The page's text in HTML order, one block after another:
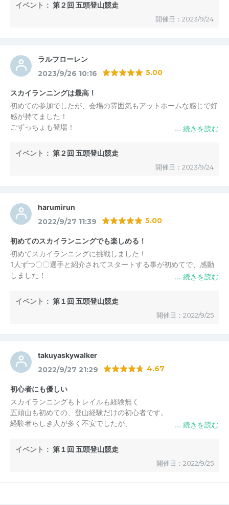
五頭スカイランニング実行委員会
この度はご参加頂き、誠にありがとうございました。
参加賞は全て地元のものにこだわって用意しました！特に
熊鈴は今大会に間に合わせて作って頂いたものですｗ
当日はゴールからの景色も素晴らしかったと思います。
また是非ご参加頂けたら嬉しいです。
イベント： 第２回 五頭登山競走
開催日：2023/9/24
ラルフローレン
2023/9/26 10:16 5.00
スカイランニングは最高！
初めての参加でしたが、会場の雰囲気もアットホームな感じで好
感が持てました！
ごずっちょも登場！
ただいたしそっ娘ちゃんジュースも最高でした！
レースもヴァーティカルは初めてでしたが、めっちゃ楽しかった
ありがとうございました！
五頭スカイランニング実行委員会
この度はご参加頂き、誠にありがとうございました。
楽しんで頂けたようで本当に嬉しいです！
また来年、お会いできることを楽しみにしております。
五頭スカイランニング実行委員会
イベント： 第２回 五頭登山競走
開催日：2023/9/24
harumirun
2022/9/27 11:39 5.00
初めてのスカイランニングでも楽しめる！
初めてスカイランニングに挑戦しました！
1人ずつ〇〇選手と紹介されてスタートする事が初めてで、感動
しました！
全て走り切るのは初心者にはかなり厳しいコースですが、下りは
走り、自分の腕と足で高い段差を登り進んで行く事で、心も体も
初めてのスカイランニングが第1回五頭登山競走大会で良かっ
た！毎回挑戦できるように練習を続けていきたいと思います！
ありがとうございました。
五頭スカイランニング実行委員会
お忙しい中、投稿頂きありがとうございます。
「感動」や「楽しい」というお言葉が聞けて本当に嬉しい
です。
全てが報われました（笑）
来年も楽しんで頂けるような大会を開催できるよう準備し
ていきたいと思います。
この度は本当にありがとうございました！
イベント： 第１回 五頭登山競走
開催日：2022/9/25
takuyaskywalker
2022/9/27 21:29 4.67
初心者にも優しい
スカイランニングもトレイルも経験無く
五頭山も初めての、登山経験だけの初心者です。
経験者らしき人が多く不安でしたが、
また、来年も参加します。
出来れば、年に2回くらい開催して欲しいです。
五頭スカイランニング実行委員会
イベント： 第１回 五頭登山競走
開催日：2022/9/25